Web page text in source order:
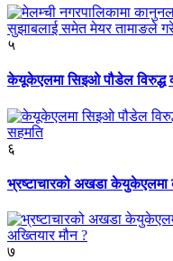
५
केयूकेएलमा सिइओ पौडेल विरुद्ध
६
भ्रष्टाचारको अखडा केयुकेएलमा
७